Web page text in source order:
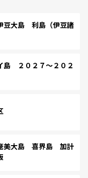
大島 利島（伊豆諸
２０２７～２０２
美大島 喜界島 加計